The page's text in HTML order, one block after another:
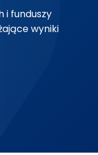
i funduszy
wyniki
zespołów